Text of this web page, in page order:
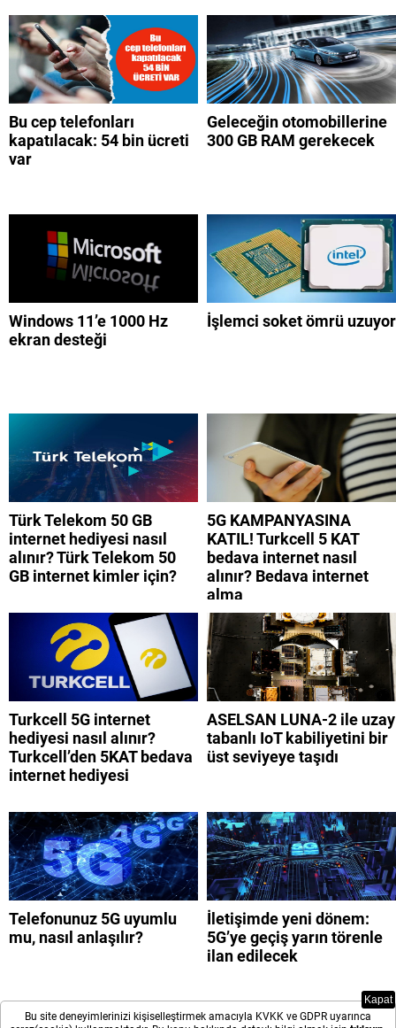
Bu cep telefonları
kapatılacak: 54 bin ücreti
var
Geleceğin otomobillerine
300 GB RAM gerekecek
Windows 11’e 1000 Hz
ekran desteği
İşlemci soket ömrü uzuyor
Türk Telekom 50 GB
internet hediyesi nasıl
alınır? Türk Telekom 50
GB internet kimler için?
5G KAMPANYASINA
KATIL! Turkcell 5 KAT
bedava internet nasıl
alınır? Bedava internet
alma
Turkcell 5G internet
hediyesi nasıl alınır?
Turkcell’den 5KAT bedava
internet hediyesi
ASELSAN LUNA-2 ile uzay
tabanlı IoT kabiliyetini bir
üst seviyeye taşıdı
Telefonunuz 5G uyumlu
mu, nasıl anlaşılır?
İletişimde yeni dönem:
5G’ye geçiş yarın törenle
ilan edilecek
Bu site deneyimlerinizi kişiselleştirmek amacıyla KVKK ve GDPR uyarınca
Kapat